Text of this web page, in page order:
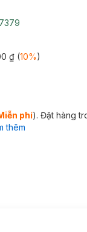
₫(10%)
phí). Đặt hàng
thêm